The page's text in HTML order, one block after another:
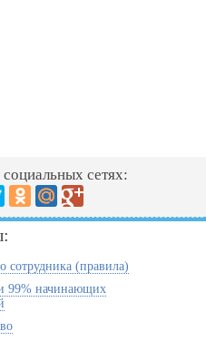
сетях:
сотрудника (правила)
99% начинающих